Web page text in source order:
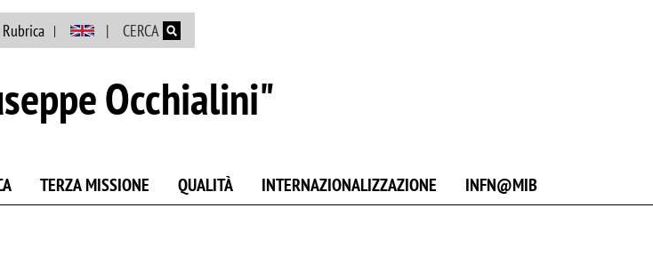
Salta al contenuto principale
Rubrica CERCA
Occhialini"
TERZA MISSIONE QUALITÀ INTERNAZIONALIZZAZIONE INFN@MIB